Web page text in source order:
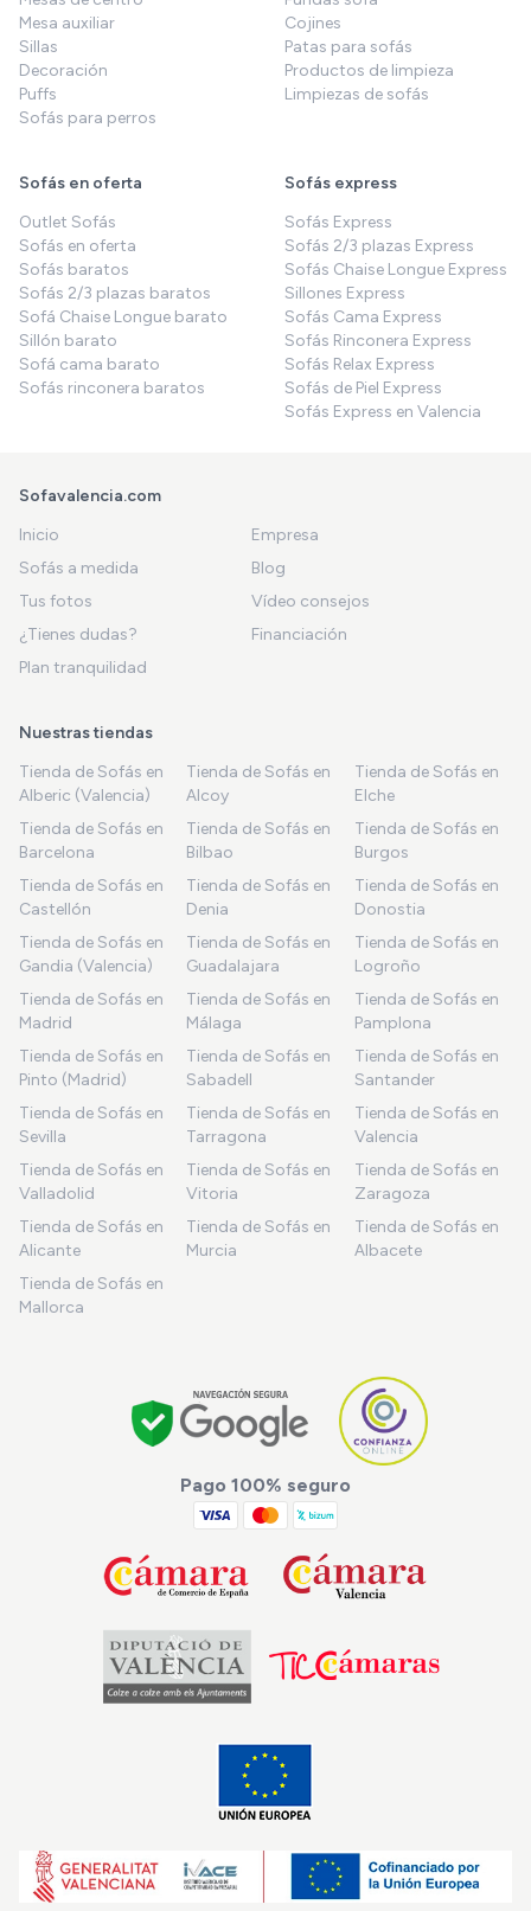
Mesa auxiliar
Sillas
Decoración
Puffs
Sofás para perros
Cojines
Patas para sofás
Productos de limpieza
Limpiezas de sofás
Sofás en oferta
Outlet Sofás
Sofás en oferta
Sofás baratos
Sofás 2/3 plazas baratos
Sofá Chaise Longue barato
Sillón barato
Sofá cama barato
Sofás rinconera baratos
Sofás express
Sofás Express
Sofás 2/3 plazas Express
Sofás Chaise Longue Express
Sillones Express
Sofás Cama Express
Sofás Rinconera Express
Sofás Relax Express
Sofás de Piel Express
Sofás Express en Valencia
Sofavalencia.com
Inicio
Empresa
Sofás a medida
Blog
Tus fotos
Vídeo consejos
¿Tienes dudas?
Financiación
Plan tranquilidad
Nuestras tiendas
Tienda de Sofás en
Alberic (Valencia)
Tienda de Sofás en
Alcoy
Tienda de Sofás en
Elche
Tienda de Sofás en
Barcelona
Tienda de Sofás en
Bilbao
Tienda de Sofás en
Burgos
Tienda de Sofás en
Castellón
Tienda de Sofás en
Denia
Tienda de Sofás en
Donostia
Tienda de Sofás en
Gandia (Valencia)
Tienda de Sofás en
Guadalajara
Tienda de Sofás en
Logroño
Tienda de Sofás en
Madrid
Tienda de Sofás en
Málaga
Tienda de Sofás en
Pamplona
Tienda de Sofás en
Pinto (Madrid)
Tienda de Sofás en
Sabadell
Tienda de Sofás en
Santander
Tienda de Sofás en
Sevilla
Tienda de Sofás en
Tarragona
Tienda de Sofás en
Valencia
Tienda de Sofás en
Valladolid
Tienda de Sofás en
Vitoria
Tienda de Sofás en
Zaragoza
Tienda de Sofás en
Alicante
Tienda de Sofás en
Murcia
Tienda de Sofás en
Albacete
Tienda de Sofás en
Mallorca
Pago 100% seguro